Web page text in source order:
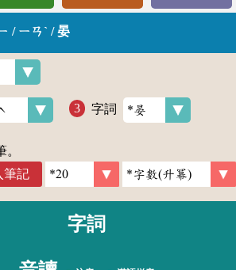
/ ㄧㄢˋ / 晏
字詞
。
筆記
字詞